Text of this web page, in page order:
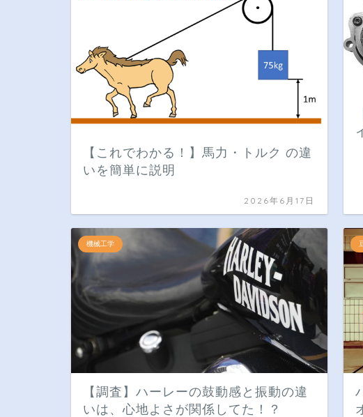
【これでわかる！】馬力・トルク の違
いを簡単に説明
2026年6月17日
機械工学
【調査】ハーレーの鼓動感と振動の違
いは、心地よさが関係してた！？